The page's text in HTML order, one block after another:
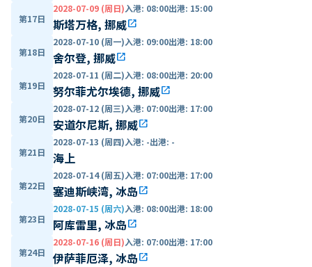
第17日
2028-07-09 (周日)入港: 08:00出港: 15:00
斯塔万格, 挪威open_in_new
第18日
2028-07-10 (周一)入港: 09:00出港: 18:00
舍尔登, 挪威open_in_new
第19日
2028-07-11 (周二)入港: 08:00出港: 20:00
努尔菲尤尔埃德, 挪威open_in_new
第20日
2028-07-12 (周三)入港: 07:00出港: 17:00
安道尔尼斯, 挪威open_in_new
第21日
2028-07-13 (周四)入港: -出港: -
海上
第22日
2028-07-14 (周五)入港: 07:00出港: 17:00
塞迪斯峡湾, 冰岛open_in_new
第23日
2028-07-15 (周六)入港: 08:00出港: 18:00
阿库雷里, 冰岛open_in_new
第24日
2028-07-16 (周日)入港: 07:00出港: 17:00
伊萨菲厄泽, 冰岛open_in_new